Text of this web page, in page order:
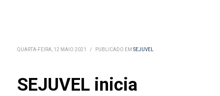
QUARTA-FEIRA, 12 MAIO 2021 / PUBLICADO EM SEJUVEL
SEJUVEL inicia